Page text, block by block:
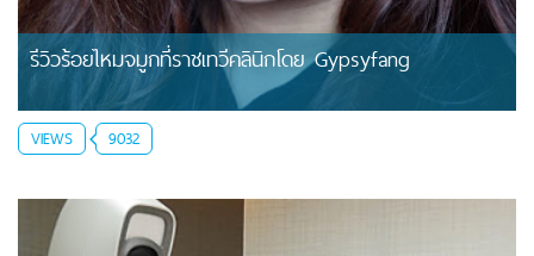
รีวิวร้อยไหมจมูกที่ราชเทวีคลินิกโดย Gypsyfang
VIEWS 9032